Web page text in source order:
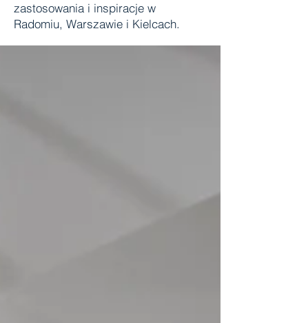
zastosowania i inspiracje w
Radomiu, Warszawie i Kielcach.